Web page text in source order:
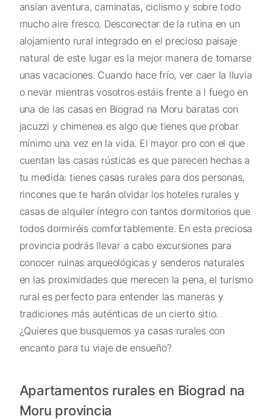
ansían aventura, caminatas, ciclismo y sobre todo
mucho aire fresco. Desconectar de la rutina en un
alojamiento rural integrado en el precioso paisaje
natural de este lugar es la mejor manera de tomarse
unas vacaciones. Cuando hace frío, ver caer la lluvia
o nevar mientras vosotros estáis frente a l fuego en
una de las casas en Biograd na Moru baratas con
jacuzzi y chimenea es algo que tienes que probar
mínimo una vez en la vida. El mayor pro con el que
cuentan las casas rústicas es que parecen hechas a
tu medida: tienes casas rurales para dos personas,
rincones que te harán olvidar los hoteles rurales y
casas de alquiler íntegro con tantos dormitorios que
todos dormiréis comfortablemente. En esta preciosa
provincia podrás llevar a cabo excursiones para
conocer ruinas arqueológicas y senderos naturales
en las proximidades que merecen la pena, el turismo
rural es perfecto para entender las maneras y
tradiciones más auténticas de un cierto sitio.
¿Quieres que busquemos ya casas rurales con
encanto para tu viaje de ensueño?
Apartamentos rurales en Biograd na
Moru provincia